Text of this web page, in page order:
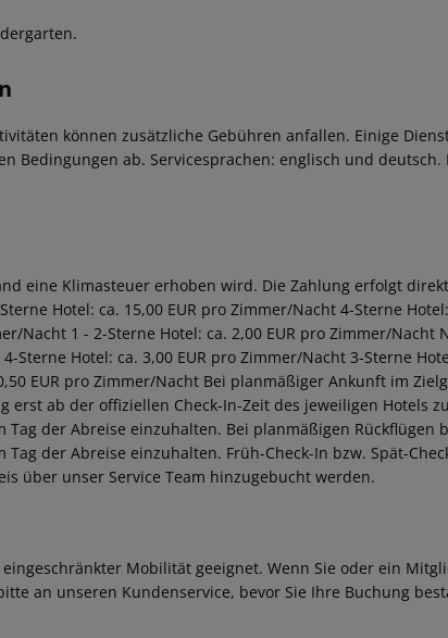
können zusätzliche Gebühren anfallen. Einige
Bedingungen ab. Servicesprachen: englisch und
eine Klimasteuer erhoben wird. Die Zahlung erfolgt
Hotel: ca. 15,00 EUR pro Zimmer/Nacht 4-Sterne
Nacht 1 - 2-Sterne Hotel: ca. 2,00 EUR pro Zimmer/Nacht
Sterne Hotel: ca. 3,00 EUR pro Zimmer/Nacht 3-Sterne
EUR pro Zimmer/Nacht Bei planmäßiger Ankunft im
erst ab der offiziellen Check-In-Zeit des jeweiligen Hotels
Tag der Abreise einzuhalten. Bei planmäßigen Rückflügen
Tag der Abreise einzuhalten. Früh-Check-In bzw. Spät-
über unser Service Team hinzugebucht werden.
Mobilität geeignet. Wenn Sie oder ein
an unseren Kundenservice, bevor Sie Ihre Buchung